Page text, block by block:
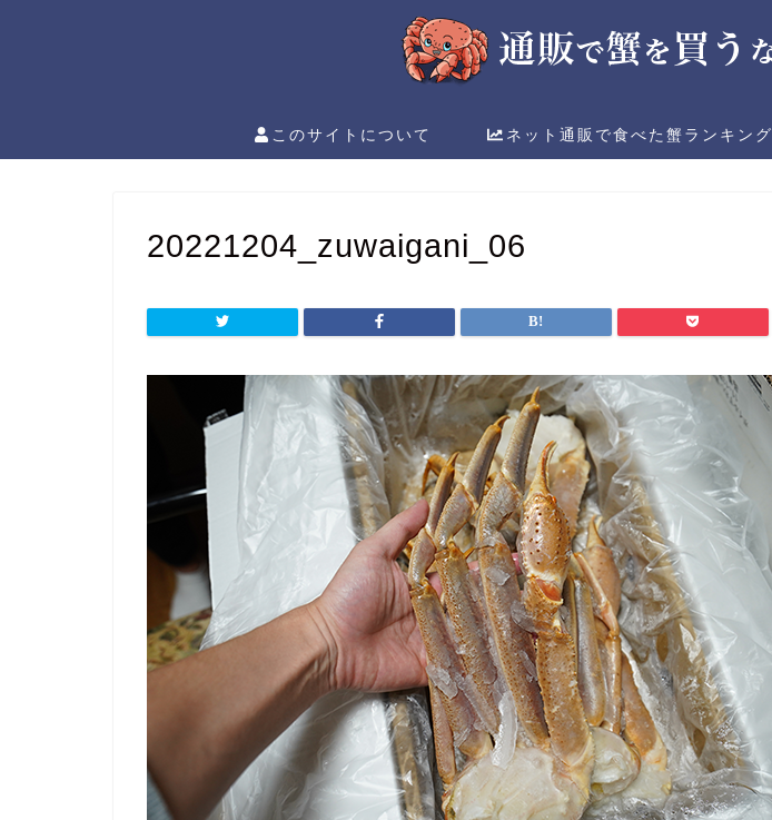
このサイトについて ネット通販で食べた蟹ランキング
20221204_zuwaigani_06